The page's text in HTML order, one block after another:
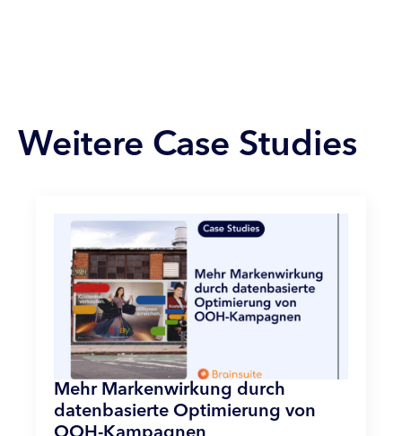
Weitere Case Studies
Mehr Markenwirkung durch
datenbasierte Optimierung von